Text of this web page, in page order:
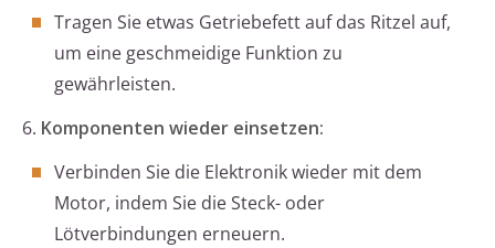
Tragen Sie etwas Getriebefett auf das Ritzel auf,
um eine geschmeidige Funktion zu
gewährleisten.
6. Komponenten wieder einsetzen:
Verbinden Sie die Elektronik wieder mit dem
Motor, indem Sie die Steck- oder
Lötverbindungen erneuern.